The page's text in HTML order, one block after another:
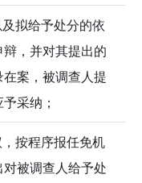
拟给予处分的依
，并对其提出的
案，被调查人提
采纳；
按程序报任免机
被调查人给予处